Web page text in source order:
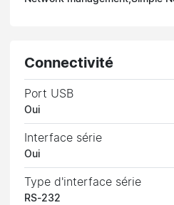
Connectivité
Port USB
Oui
Interface série
Oui
Type d'interface série
RS-232